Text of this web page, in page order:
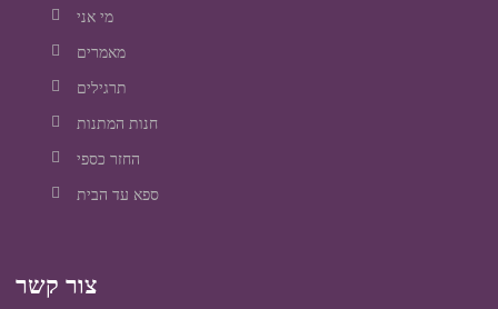
מי אני
מאמרים
תרגילים
חנות המתנות
החזר כספי
ספא עד הבית
צור קשר